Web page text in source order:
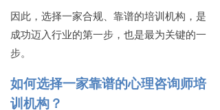
因此，选择一家合规、靠谱的培训机构，是
成功迈入行业的第一步，也是最为关键的一
步。
如何选择一家靠谱的心理咨询师培
训机构？